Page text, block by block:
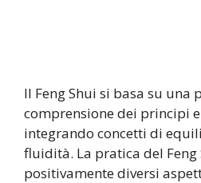
Il Feng Shui si basa su una
comprensione dei principi
integrando concetti di
fluidità. La pratica del
positivamente diversi